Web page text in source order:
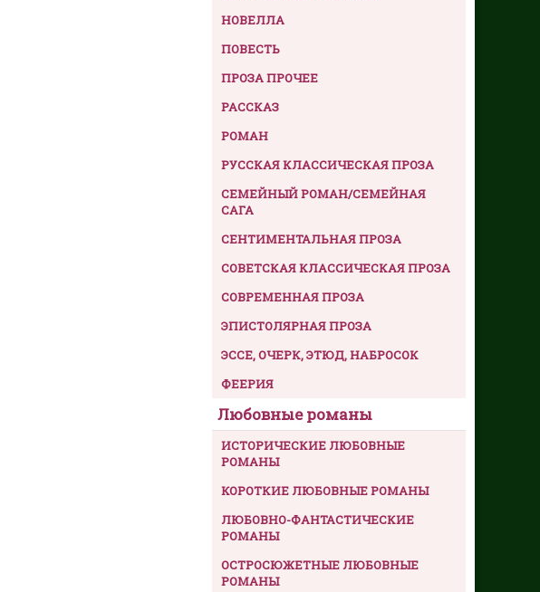
НОВЕЛЛА
ПОВЕСТЬ
ПРОЗА ПРОЧЕЕ
РАССКАЗ
РОМАН
РУССКАЯ КЛАССИЧЕСКАЯ ПРОЗА
СЕМЕЙНЫЙ РОМАН/СЕМЕЙНАЯ
САГА
СЕНТИМЕНТАЛЬНАЯ ПРОЗА
СОВЕТСКАЯ КЛАССИЧЕСКАЯ ПРОЗА
СОВРЕМЕННАЯ ПРОЗА
ЭПИСТОЛЯРНАЯ ПРОЗА
ЭССЕ, ОЧЕРК, ЭТЮД, НАБРОСОК
ФЕЕРИЯ
Любовные романы
ИСТОРИЧЕСКИЕ ЛЮБОВНЫЕ
РОМАНЫ
КОРОТКИЕ ЛЮБОВНЫЕ РОМАНЫ
ЛЮБОВНО-ФАНТАСТИЧЕСКИЕ
РОМАНЫ
ОСТРОСЮЖЕТНЫЕ ЛЮБОВНЫЕ
РОМАНЫ